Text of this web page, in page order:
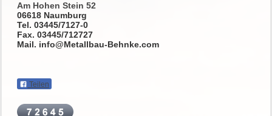
Am Hohen Stein 52
06618 Naumburg
Tel. 03445/7127-0
Fax. 03445/712727
Mail. info@Metallbau-Behnke.com
Teilen